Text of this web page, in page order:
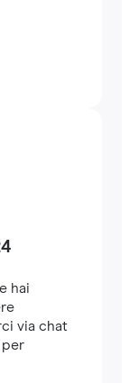
hai
via chat
per